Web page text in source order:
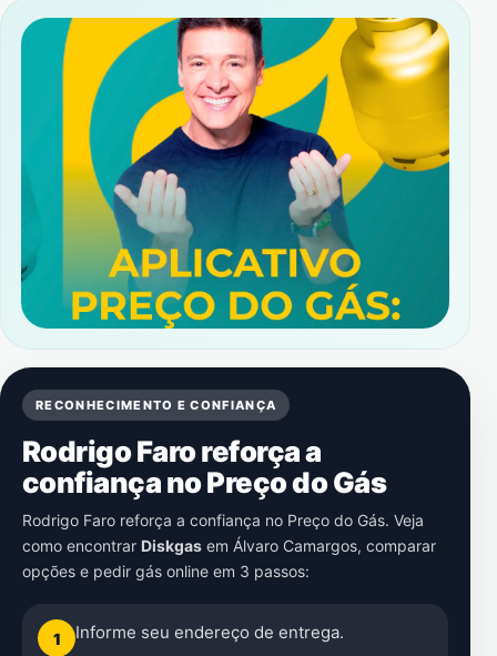
RECONHECIMENTO E CONFIANÇA
Rodrigo Faro reforça a
confiança no Preço do Gás
Rodrigo Faro reforça a confiança no Preço do Gás. Veja
como encontrar Diskgas em Álvaro Camargos, comparar
opções e pedir gás online em 3 passos:
1 Informe seu endereço de entrega.